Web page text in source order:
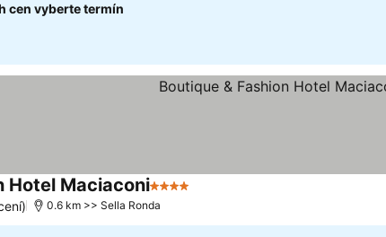
cen vyberte termín
Hotel Maciaconi4 Počet hvězdiček
0.6 km >> Sella Ronda